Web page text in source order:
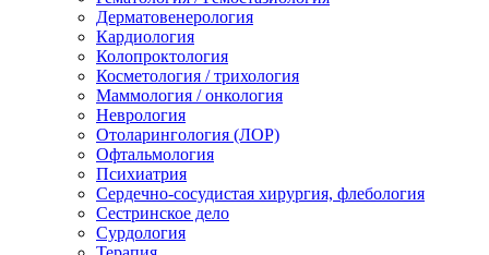
Дерматовенерология
Кардиология
Колопроктология
Косметология / трихология
Маммология / онкология
Неврология
Отоларингология (ЛОР)
Офтальмология
Психиатрия
Сердечно-сосудистая хирургия, флебология
Сестринское дело
Сурдология